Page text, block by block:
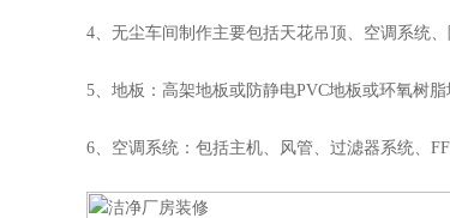
4、无尘车间制作主要包括天花吊顶、空调系统
5、地板：高架地板或防静电PVC地板或环氧树脂
6、空调系统：包括主机、风管、过滤器系统、